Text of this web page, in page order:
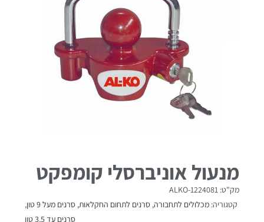
מנעול אוניברסלי קומפקט
מק"ט: ALKO-1224081
קטגוריה: מכלולים לתחבורה, סרנים לתחום החקלאות, סרנים מעל 9 טון
,
סרנים עד 3.5 טון